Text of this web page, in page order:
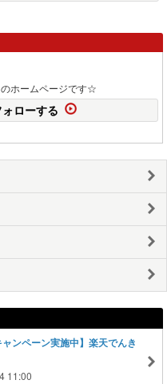
ホームページです☆
ォローする
ンペーン実施中】楽天でんき
11:00